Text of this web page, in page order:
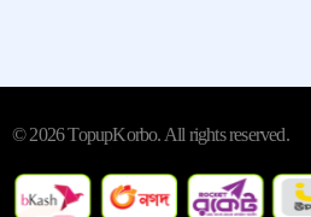
© 2026 TopupKorbo. All rights reserved.